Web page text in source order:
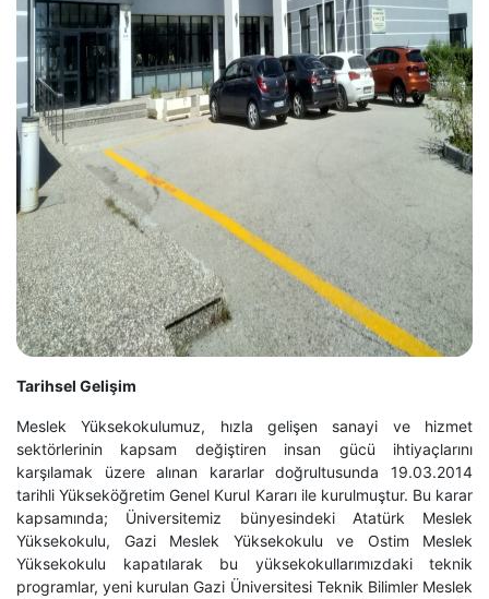
Tarihsel Gelişim
Meslek Yüksekokulumuz, hızla gelişen sanayi ve hizmet
sektörlerinin kapsam değiştiren insan gücü ihtiyaçlarını
karşılamak üzere alınan kararlar doğrultusunda 19.03.2014
tarihli Yükseköğretim Genel Kurul Kararı ile kurulmuştur. Bu karar
kapsamında; Üniversitemiz bünyesindeki Atatürk Meslek
Yüksekokulu, Gazi Meslek Yüksekokulu ve Ostim Meslek
Yüksekokulu kapatılarak bu yüksekokullarımızdaki teknik
programlar, yeni kurulan Gazi Üniversitesi Teknik Bilimler Meslek